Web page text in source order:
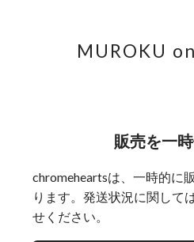
MUROKU
販売を一
chromeheartsは、一時的に
ります。発送状況に関して
せください。